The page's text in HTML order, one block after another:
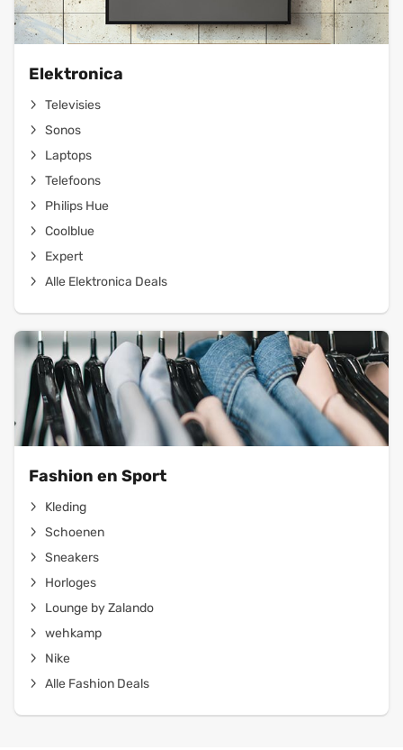
Elektronica
Televisies
Sonos
Laptops
Telefoons
Philips Hue
Coolblue
Expert
Alle Elektronica Deals
Fashion en Sport
Kleding
Schoenen
Sneakers
Horloges
Lounge by Zalando
wehkamp
Nike
Alle Fashion Deals